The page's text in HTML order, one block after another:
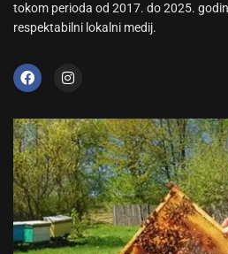
tokom perioda od 2017. do 2025.
respektabilni lokalni medij.